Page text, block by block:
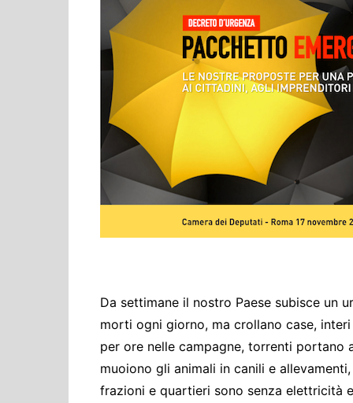
Cultura ed
Difesa
Eventi
Finanze e tesoro
Lavori pubblici e
Lavoro
Politiche europee
Da settimane il nostro Paese subisce un
morti ogni giorno, ma crollano case,
per ore nelle campagne, torrenti
muoiono gli animali in canili e
frazioni e quartieri sono senza elettricità